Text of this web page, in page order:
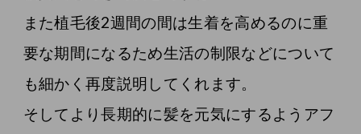
また植毛後2週間の間は生着を高めるのに重
要な期間になるため生活の制限などについて
も細かく再度説明してくれます。
そしてより長期的に髪を元気にするようアフ